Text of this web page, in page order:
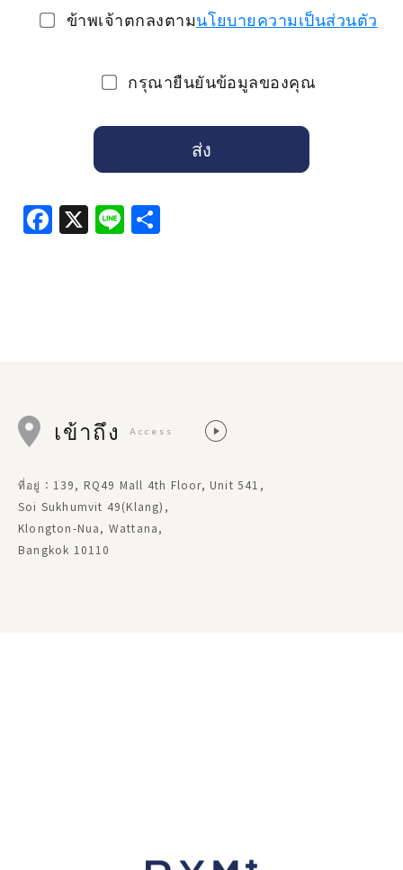
ข้าพเจ้าตกลงตามนโยบายความเป็นส่วนตัว
กรุณายืนยันข้อมูลของคุณ
Facebook
X Line
เข้าถึง Access
ที่อยู่：139, RQ49 Mall 4th Floor, Unit 541,
Soi Sukhumvit 49(Klang),
Klongton-Nua, Wattana,
Bangkok 10110